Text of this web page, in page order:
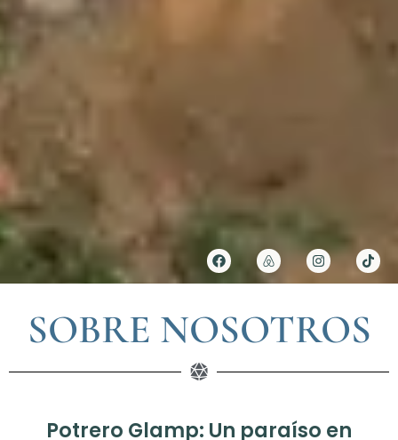
SOBRE NOSOTROS
Potrero Glamp: Un paraíso en